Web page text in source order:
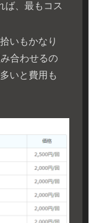
ば、最もコス
いもかなり
合わせるの
いと費用も